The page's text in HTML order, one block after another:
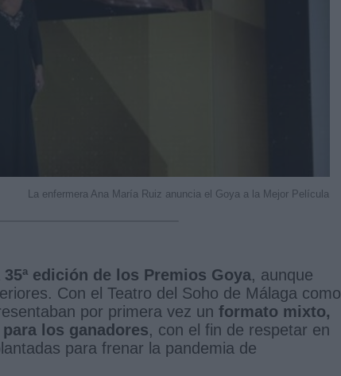
La enfermera Ana María Ruiz anuncia el Goya a la Mejor Película
35ª edición de los Premios Goya, aunque
Con el Teatro del Soho de Málaga como
por primera vez un formato mixto,
los ganadores, con el fin de respetar en
para frenar la pandemia de